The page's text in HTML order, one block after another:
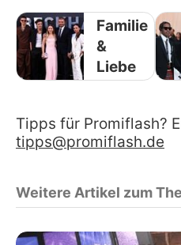
Familie
&
Liebe
Tipps für Promiflash?
tipps@promiflash.de
Weitere Artikel zum